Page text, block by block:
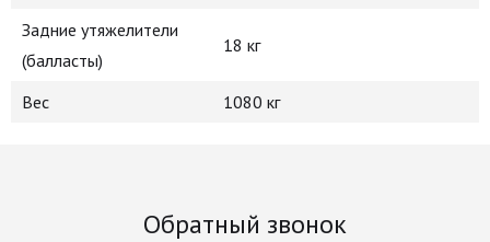
Задние утяжелители
(балласты)
18 кг
Вес 1080 кг
Обратный звонок